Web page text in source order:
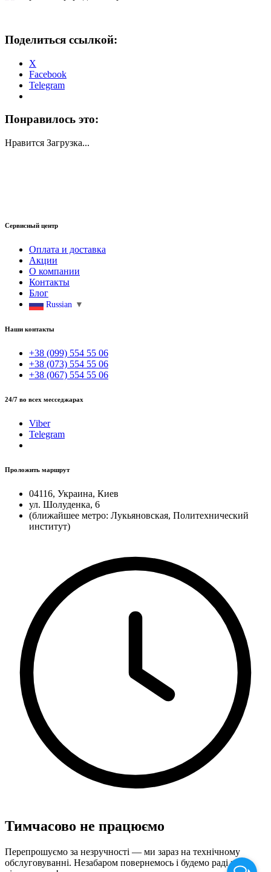
Поделиться ссылкой:
X
Facebook
Telegram
Понравилось это:
Нравится Загрузка...
Сервисный центр
Оплата и доставка
Акции
О компании
Контакты
Блог
Russian ▼
Наши контакты
+38 (099) 554 55 06
+38 (073) 554 55 06
+38 (067) 554 55 06
24/7 во всех месседжарах
Viber
Telegram
Проложить маршрут
04116, Украина, Киев
ул. Шолуденка, 6
(ближайшее метро: Лукьяновская, Политехнический
институт)
Тимчасово не працюємо
Перепрошуємо за незручності — ми зараз на технічному
обслуговуванні. Незабаром повернемось і будемо раді вас